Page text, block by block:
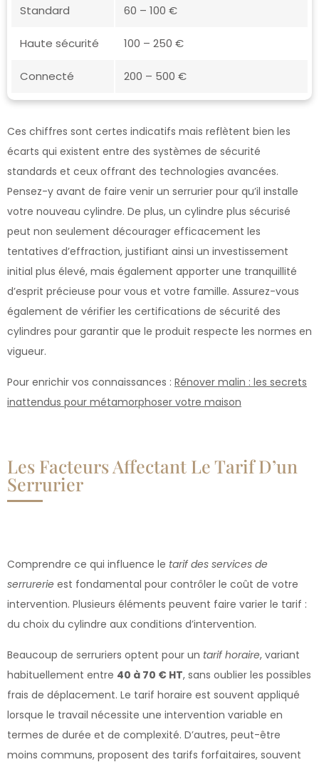
Standard 60 – 100 €
Haute sécurité 100 – 250 €
Connecté 200 – 500 €
Ces chiffres sont certes indicatifs mais reflètent bien les
écarts qui existent entre des systèmes de sécurité
standards et ceux offrant des technologies avancées.
Pensez-y avant de faire venir un serrurier pour qu’il installe
votre nouveau cylindre. De plus, un cylindre plus sécurisé
peut non seulement décourager efficacement les
tentatives d’effraction, justifiant ainsi un investissement
initial plus élevé, mais également apporter une tranquillité
d’esprit précieuse pour vous et votre famille. Assurez-vous
également de vérifier les certifications de sécurité des
cylindres pour garantir que le produit respecte les normes en
vigueur.
Pour enrichir vos connaissances : Rénover malin : les secrets
inattendus pour métamorphoser votre maison
Les Facteurs Affectant Le Tarif D’un
Serrurier
Comprendre ce qui influence le tarif des services de
serrurerie est fondamental pour contrôler le coût de votre
intervention. Plusieurs éléments peuvent faire varier le tarif :
du choix du cylindre aux conditions d’intervention.
Beaucoup de serruriers optent pour un tarif horaire, variant
habituellement entre 40 à 70 € HT, sans oublier les possibles
frais de déplacement. Le tarif horaire est souvent appliqué
lorsque le travail nécessite une intervention variable en
termes de durée et de complexité. D’autres, peut-être
moins communs, proposent des tarifs forfaitaires, souvent